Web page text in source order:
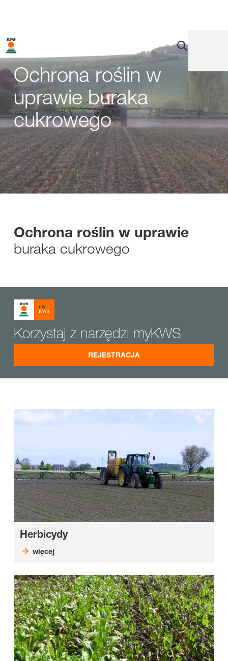
Ochrona roślin w
uprawie buraka
cukrowego
Ochrona roślin w uprawie
buraka cukrowego
Korzystaj z narzędzi myKWS
REJESTRACJA
Herbicydy
więcej